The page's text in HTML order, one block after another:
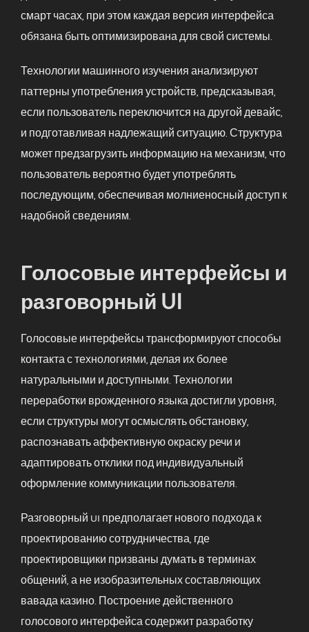
смарт часах, при этом каждая версия интерфейса
обязана быть оптимизирована для свой системы.
Технологии машинного изучения анализируют
паттерны употребления устройств, предсказывая,
если пользователь переключится на другой девайс,
и подготавливая надлежащий ситуацию. Структура
может предзагрузить информацию на механизм, что
пользователь вероятно будет употреблять
последующим, обеспечивая молниеносный доступ к
надобной сведениям.
Голосовые интерфейсы и
разговорный UI
Голосовые интерфейсы трансформируют способы
контакта с технологиями, делая их более
натуральными и доступными. Технологии
переработки врожденного языка достигли уровня,
если структуры могут осмыслять обстановку,
распознавать аффективную окраску речи и
адаптировать отклики под индивидуальный
оформление коммуникации пользователя.
Разговорный UI предполагает нового подхода к
проектированию сотрудничества, где
проектировщики призваны думать в терминах
общений, а не изобразительных составляющих
вавада казино. Построение действенного
голосового интерфейса содержит разработку